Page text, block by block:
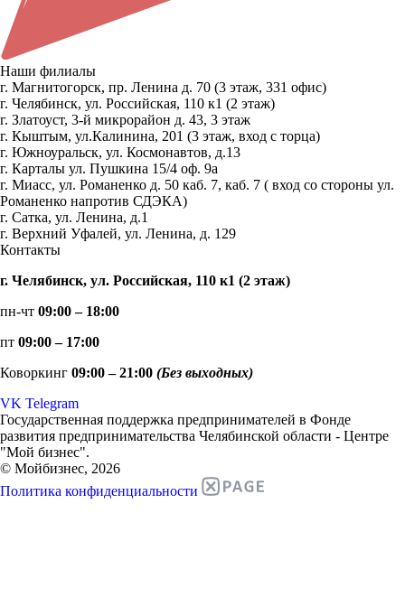
Наши филиалы
г. Магнитогорск, пр. Ленина д. 70 (3 этаж, 331 офис)
г. Челябинск, ул. Российская, 110 к1 (2 этаж)
г. Златоуст, 3-й микрорайон д. 43, 3 этаж
г. Кыштым, ул.Калинина, 201 (3 этаж, вход с торца)
г. Южноуральск, ул. Космонавтов, д.13
г. Карталы ул. Пушкина 15/4 оф. 9а
г. Миасс, ул. Романенко д. 50 каб. 7, каб. 7 ( вход со стороны ул.
Романенко напротив СДЭКА)
г. Сатка, ул. Ленина, д.1
г. Верхний Уфалей, ул. Ленина, д. 129
Контакты
г. Челябинск, ул. Российская, 110 к1 (2 этаж)
пн-чт 09:00 – 18:00
пт 09:00 – 17:00
Коворкинг 09:00 – 21:00 (Без выходных)
VK Telegram
Государственная поддержка предпринимателей в Фонде
развития предпринимательства Челябинской области - Центре
"Мой бизнес".
© Мойбизнес, 2026
Политика конфиденциальности